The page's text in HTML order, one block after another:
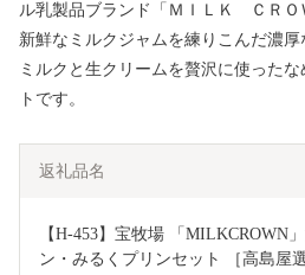
ル乳製品ブランド「ＭＩＬＫ ＣＲＯ
新鮮なミルクジャムを練りこんだ濃
ミルクと生クリームを贅沢に使った
トです。
返礼品名
【H-453】宝牧場 「MILKCROWN
ン・みるくプリンセット ［高島屋選